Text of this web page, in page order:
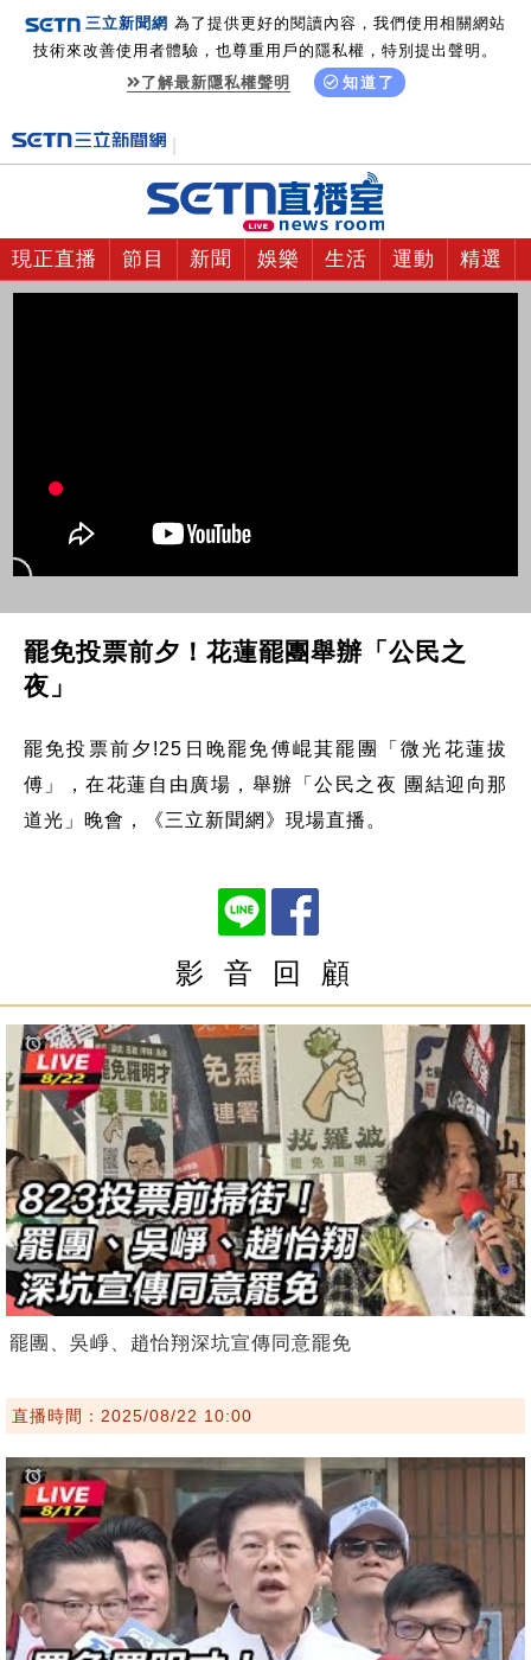
三立新聞網 為了提供更好的閱讀內容，我們使用相關網站
技術來改善使用者體驗，也尊重用戶的隱私權，特別提出聲明。
了解最新隱私權聲明
知道了
現正直播 節目 新聞 娛樂 生活 運動 精選
罷免投票前夕！花蓮罷團舉辦「公民之
夜」
罷免投票前夕!25日晚罷免傅崐萁罷團「微光花蓮拔
傅」，在花蓮自由廣場，舉辦「公民之夜 團結迎向那
道光」晚會，《三立新聞網》現場直播。
影 音 回 顧
罷團、吳崢、趙怡翔深坑宣傳同意罷免
直播時間：2025/08/22 10:00